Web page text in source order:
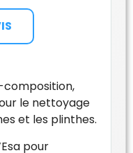
le nettoyage
et les plinthes.
pour